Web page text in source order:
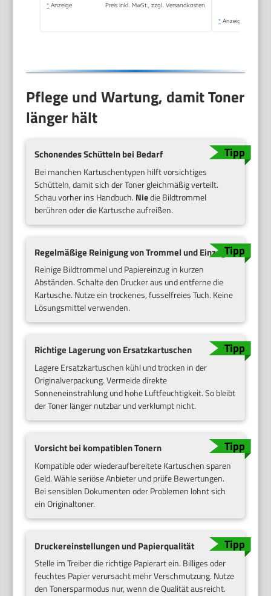
* Anzeige Preis inkl. MwSt., zzgl. Versandkosten
* Anzeige
Pflege und Wartung, damit Toner
länger hält
Schonendes Schütteln bei Bedarf
Bei manchen Kartuschentypen hilft vorsichtiges
Schütteln, damit sich der Toner gleichmäßig verteilt.
Schau vorher ins Handbuch. Niedie Bildtrommel
berühren oder die Kartusche aufreißen.
Regelmäßige Reinigung von Trommel und Einzug
Reinige Bildtrommel und Papiereinzug in kurzen
Abständen. Schalte den Drucker aus und entferne die
Kartusche. Nutze ein trockenes, fusselfreies Tuch. Keine
Lösungsmittel verwenden.
Richtige Lagerung von Ersatzkartuschen
Lagere Ersatzkartuschen kühl und trocken in der
Originalverpackung. Vermeide direkte
Sonneneinstrahlung und hohe Luftfeuchtigkeit. So bleibt
der Toner länger nutzbar und verklumpt nicht.
Vorsicht bei kompatiblen Tonern
Kompatible oder wiederaufbereitete Kartuschen sparen
Geld. Wähle seriöse Anbieter und prüfe Bewertungen.
Bei sensiblen Dokumenten oder Problemen lohnt sich
ein Originaltoner.
Druckereinstellungen und Papierqualität
Stelle im Treiber die richtige Papierart ein. Billiges oder
feuchtes Papier verursacht mehr Verschmutzung. Nutze
den Tonersparmodus nur, wenn die Qualität ausreicht.